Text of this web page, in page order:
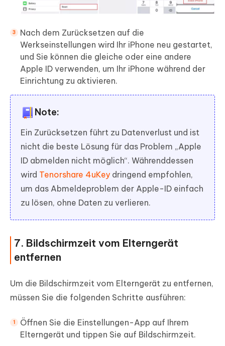
Nach dem Zurücksetzen auf die
Werkseinstellungen wird Ihr iPhone neu gestartet,
und Sie können die gleiche oder eine andere
Apple ID verwenden, um Ihr iPhone während der
Einrichtung zu aktivieren.
Note:
Ein Zurücksetzen führt zu Datenverlust und ist
nicht die beste Lösung für das Problem „Apple
ID abmelden nicht möglich“. Währenddessen
wird Tenorshare 4uKey dringend empfohlen,
um das Abmeldeproblem der Apple-ID einfach
zu lösen, ohne Daten zu verlieren.
7. Bildschirmzeit vom Elterngerät
entfernen
Um die Bildschirmzeit vom Elterngerät zu entfernen,
müssen Sie die folgenden Schritte ausführen:
Öffnen Sie die Einstellungen-App auf Ihrem
Elterngerät und tippen Sie auf Bildschirmzeit.